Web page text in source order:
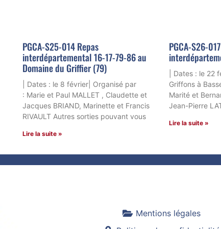
PGCA-S25-014 Repas
interdépartemental 16-17-79-86 au
Domaine du Griffier (79)
| Dates : le 8 février| Organisé par
: Marie et Paul MALLET , Claudette et
Jacques BRIAND, Marinette et Francis
RIVAULT Autres sorties pouvant vous
Lire la suite »
PGCA-S26-
| Dates : le 22
Griffons à
Marité et
Jean-Pierre
Lire la suite »
Mentions légales